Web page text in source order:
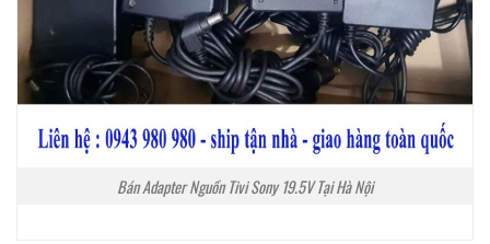
Bán Adapter Nguồn Tivi Sony 19.5V Tại Hà Nội